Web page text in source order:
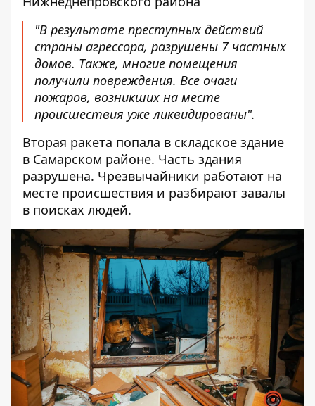
"В результате преступных действий
страны агрессора, разрушены 7 частных
домов. Также, многие помещения
получили повреждения. Все очаги
пожаров, возникших на месте
происшествия уже ликвидированы".
Вторая ракета попала в складское здание
в Самарском районе. Часть здания
разрушена. Чрезвычайники работают на
месте происшествия и разбирают завалы
в поисках людей.